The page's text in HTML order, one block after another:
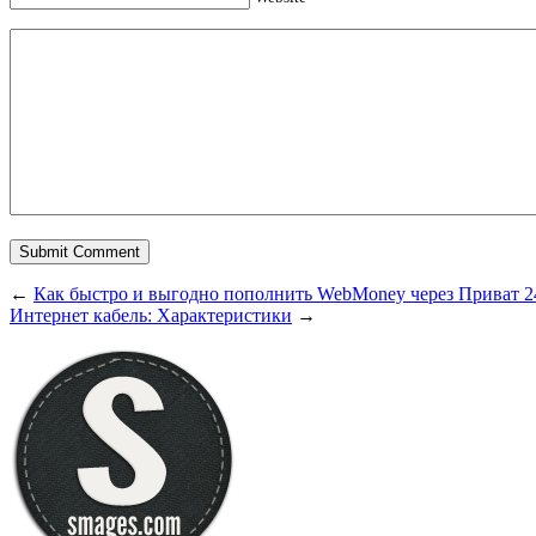
← Как быстро и выгодно пополнить WebMoney через Приват
Интернет кабель: Характеристики →